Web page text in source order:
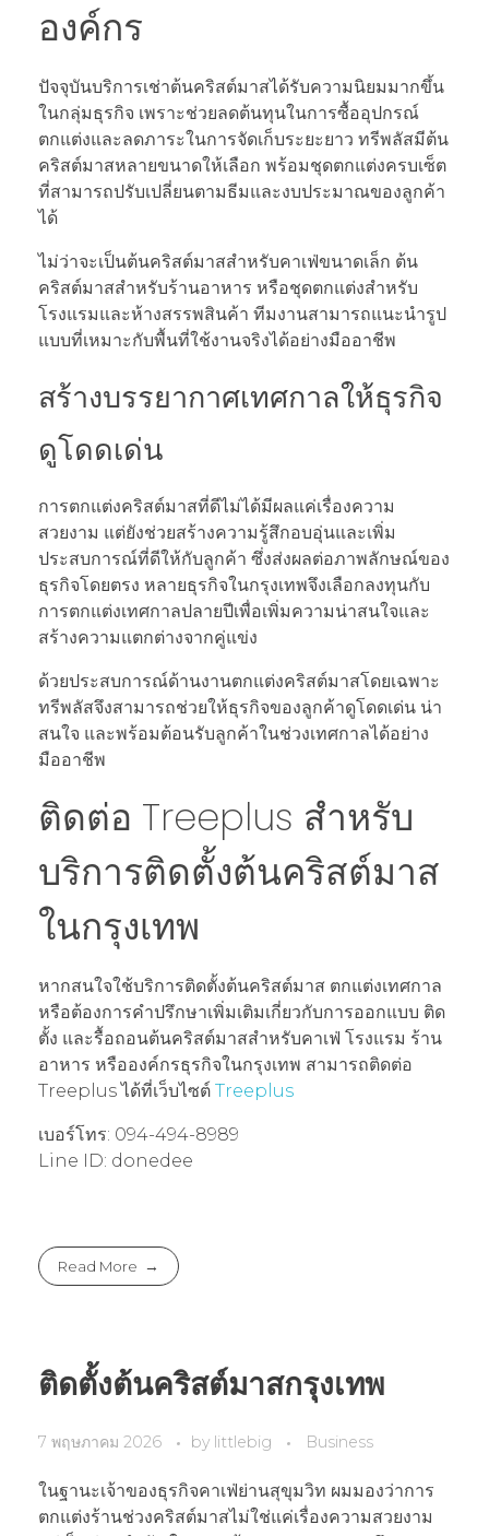
องค์กร
ปัจจุบันบริการเช่าต้นคริสต์มาสได้รับความนิยมมากขึ้น
ในกลุ่มธุรกิจ เพราะช่วยลดต้นทุนในการซื้ออุปกรณ์
ตกแต่งและลดภาระในการจัดเก็บระยะยาว ทรีพลัสมีต้น
คริสต์มาสหลายขนาดให้เลือก พร้อมชุดตกแต่งครบเซ็ต
ที่สามารถปรับเปลี่ยนตามธีมและงบประมาณของลูกค้า
ได้
ไม่ว่าจะเป็นต้นคริสต์มาสสำหรับคาเฟ่ขนาดเล็ก ต้น
คริสต์มาสสำหรับร้านอาหาร หรือชุดตกแต่งสำหรับ
โรงแรมและห้างสรรพสินค้า ทีมงานสามารถแนะนำรูป
แบบที่เหมาะกับพื้นที่ใช้งานจริงได้อย่างมืออาชีพ
สร้างบรรยากาศเทศกาลให้ธุรกิจ
ดูโดดเด่น
การตกแต่งคริสต์มาสที่ดีไม่ได้มีผลแค่เรื่องความ
สวยงาม แต่ยังช่วยสร้างความรู้สึกอบอุ่นและเพิ่ม
ประสบการณ์ที่ดีให้กับลูกค้า ซึ่งส่งผลต่อภาพลักษณ์ของ
ธุรกิจโดยตรง หลายธุรกิจในกรุงเทพจึงเลือกลงทุนกับ
การตกแต่งเทศกาลปลายปีเพื่อเพิ่มความน่าสนใจและ
สร้างความแตกต่างจากคู่แข่ง
ด้วยประสบการณ์ด้านงานตกแต่งคริสต์มาสโดยเฉพาะ
ทรีพลัสจึงสามารถช่วยให้ธุรกิจของลูกค้าดูโดดเด่น น่า
สนใจ และพร้อมต้อนรับลูกค้าในช่วงเทศกาลได้อย่าง
มืออาชีพ
ติดต่อ Treeplus สำหรับ
บริการติดตั้งต้นคริสต์มาส
ในกรุงเทพ
หากสนใจใช้บริการติดตั้งต้นคริสต์มาส ตกแต่งเทศกาล
หรือต้องการคำปรึกษาเพิ่มเติมเกี่ยวกับการออกแบบ ติด
ตั้ง และรื้อถอนต้นคริสต์มาสสำหรับคาเฟ่ โรงแรม ร้าน
อาหาร หรือองค์กรธุรกิจในกรุงเทพ สามารถติดต่อ
Treeplus ได้ที่เว็บไซต์ Treeplus
เบอร์โทร: 094-494-8989
Line ID: donedee
Read More
ติดตั้งต้นคริสต์มาสกรุงเทพ
7 พฤษภาคม 2026 by littlebig Business
ในฐานะเจ้าของธุรกิจคาเฟ่ย่านสุขุมวิท ผมมองว่าการ
ตกแต่งร้านช่วงคริสต์มาสไม่ใช่แค่เรื่องความสวยงาม